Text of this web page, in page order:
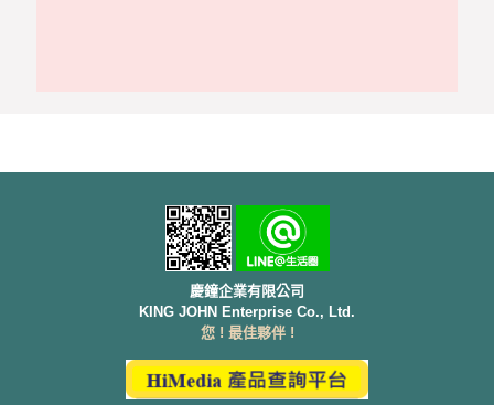
慶鐘企業有限公司
KING JOHN Enterprise Co., Ltd.
您 ! 最佳夥伴 !